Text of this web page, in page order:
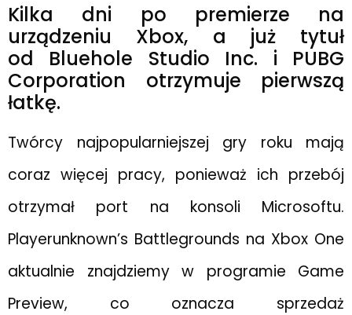
Kilka dni po premierze na
urządzeniu Xbox, a już tytuł
od Bluehole Studio Inc. i PUBG
Corporation otrzymuje pierwszą
łatkę.
Twórcy najpopularniejszej gry roku mają
coraz więcej pracy, ponieważ ich przebój
otrzymał port na konsoli Microsoftu.
Playerunknown’s Battlegrounds na Xbox One
aktualnie znajdziemy w programie Game
Preview, co oznacza sprzedaż